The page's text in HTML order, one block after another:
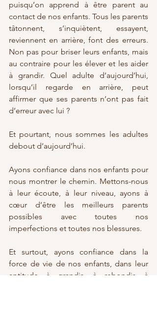
puisqu’on apprend à être parent au
contact de nos enfants. Tous les parents
tâtonnent, s’inquiètent, essayent,
reviennent en arrière, font des erreurs.
Non pas pour briser leurs enfants, mais
au contraire pour les élever et les aider
à grandir. Quel adulte d’aujourd’hui,
lorsqu’il regarde en arrière, peut
affirmer que ses parents n’ont pas fait
d’erreur avec lui ?
Et pourtant, nous sommes les adultes
debout d’aujourd’hui.
Ayons confiance dans nos enfants pour
nous montrer le chemin. Mettons-nous
à leur écoute, à leur niveau, ayons à
cœur d’être les meilleurs parents
possibles avec toutes nos
imperfections et toutes nos blessures.
Et surtout, ayons confiance dans la
force de vie de nos enfants, dans leur
aptitude à grandir, à rebondir, à